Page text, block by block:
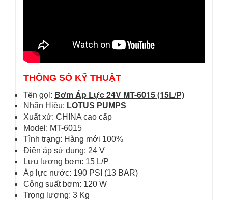
THÔNG SỐ KỸ THUẬT
Tên gọi: Bơm Áp Lực 24V MT-6015 (15L/P)
Nhãn Hiệu: LOTUS PUMPS
Xuất xứ: CHINA cao cấp
Model: MT-6015
Tình trạng: Hàng mới 100%
Điện áp sử dụng: 24 V
Lưu lượng bơm: 15 L/P
Áp lực nước: 190 PSI (13 BAR)
Công suất bơm: 120 W
Trọng lượng: 3 Kg